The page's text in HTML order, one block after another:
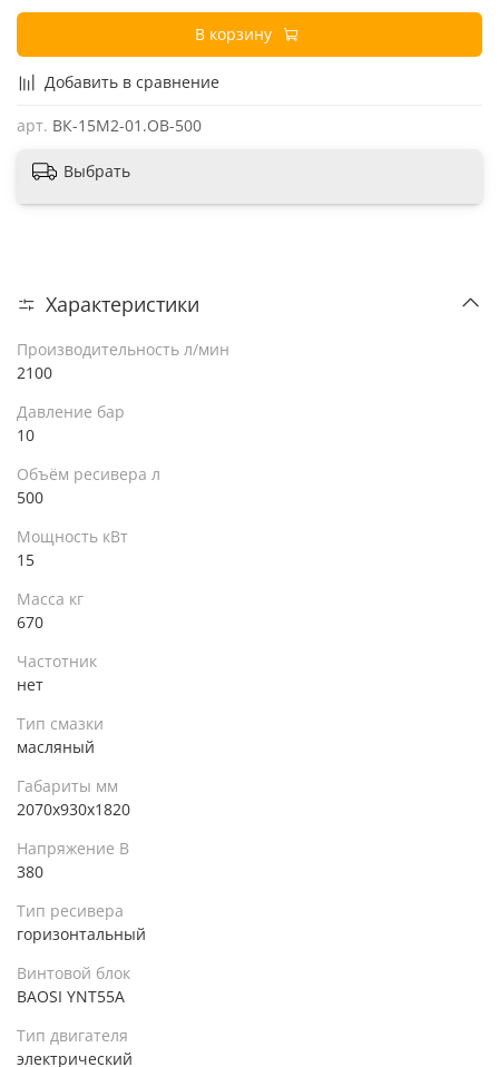
Добавить в сравнение
арт. ВК-15М2-01.ОВ-500
В корзину
Выбрать
Характеристики
Производительность л/мин
2100
Давление бар
10
Объём ресивера л
500
Мощность кВт
15
Масса кг
670
Частотник
нет
Тип смазки
масляный
Габариты мм
2070х930х1820
Напряжение В
380
Тип ресивера
горизонтальный
Винтовой блок
BAOSI YNT55A
Тип двигателя
электрический